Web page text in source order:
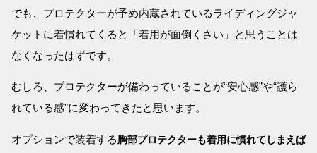
でも、プロテクターが予め内蔵されているライディングジャ
ケットに着慣れてくると「着用が面倒くさい」と思うことは
なくなったはずです。
むしろ、プロテクターが備わっていることが“安心感”や“護ら
れている感”に変わってきたと思います。
オプションで装着する胸部プロテクターも着用に慣れてしまえば